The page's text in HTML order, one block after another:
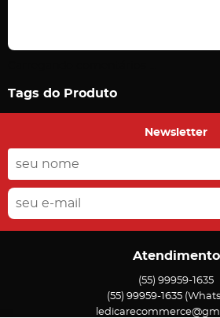
Tags do Produto
Newsletter
Atendimento
(55) 99959-1635
(55) 99959-1635